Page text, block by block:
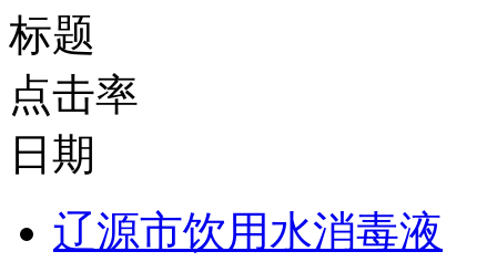
标题
点击率
日期
辽源市饮用水消毒液